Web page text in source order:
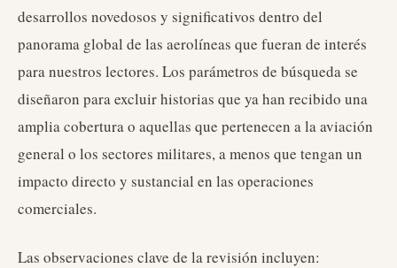
desarrollos novedosos y significativos dentro del
panorama global de las aerolíneas que fueran de interés
para nuestros lectores. Los parámetros de búsqueda se
diseñaron para excluir historias que ya han recibido una
amplia cobertura o aquellas que pertenecen a la aviación
general o los sectores militares, a menos que tengan un
impacto directo y sustancial en las operaciones
comerciales.
Las observaciones clave de la revisión incluyen: